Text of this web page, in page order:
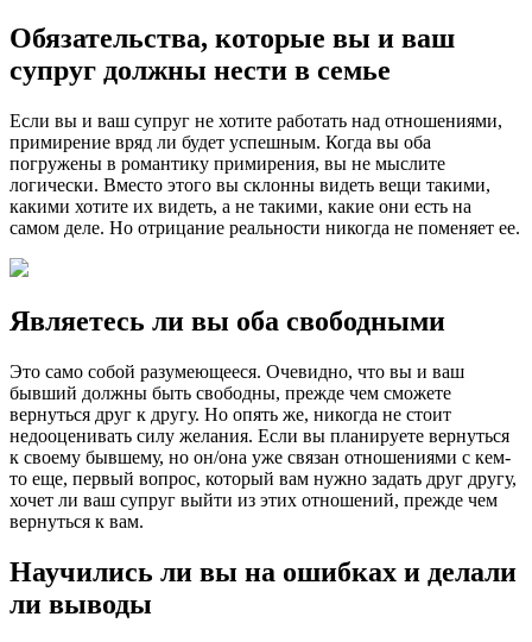
Обязательства, которые вы и ваш
супруг должны нести в семье
Если вы и ваш супруг не хотите работать над отношениями,
примирение вряд ли будет успешным. Когда вы оба
погружены в романтику примирения, вы не мыслите
логически. Вместо этого вы склонны видеть вещи такими,
какими хотите их видеть, а не такими, какие они есть на
самом деле. Но отрицание реальности никогда не поменяет ее.
Являетесь ли вы оба свободными
Это само собой разумеющееся. Очевидно, что вы и ваш
бывший должны быть свободны, прежде чем сможете
вернуться друг к другу. Но опять же, никогда не стоит
недооценивать силу желания. Если вы планируете вернуться
к своему бывшему, но он/она уже связан отношениями с кем-
то еще, первый вопрос, который вам нужно задать друг другу,
хочет ли ваш супруг выйти из этих отношений, прежде чем
вернуться к вам.
Научились ли вы на ошибках и делали
ли выводы